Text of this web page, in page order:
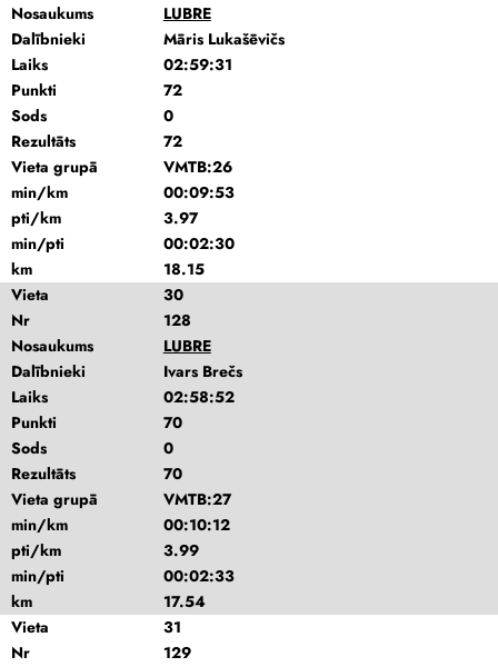
Nosaukums
LUBRE
Dalībnieki
Māris Lukašēvičs
Laiks
02:59:31
Punkti
72
Sods
0
Rezultāts
72
Vieta grupā
VMTB:26
min/km
00:09:53
pti/km
3.97
min/pti
00:02:30
km
18.15
Vieta
30
Nr
128
Nosaukums
LUBRE
Dalībnieki
Ivars Brečs
Laiks
02:58:52
Punkti
70
Sods
0
Rezultāts
70
Vieta grupā
VMTB:27
min/km
00:10:12
pti/km
3.99
min/pti
00:02:33
km
17.54
Vieta
31
Nr
129